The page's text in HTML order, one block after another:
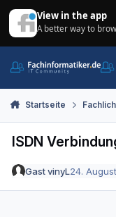
View in the app
A better way to
Startseite
ISDN
Gast vinyL24.